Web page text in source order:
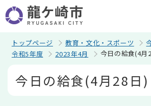
の
ペ
トップページ 教育・文化・スポーツ
令和5年度
2023年4月 今日の給食(4月
今日の給食(4月28日)